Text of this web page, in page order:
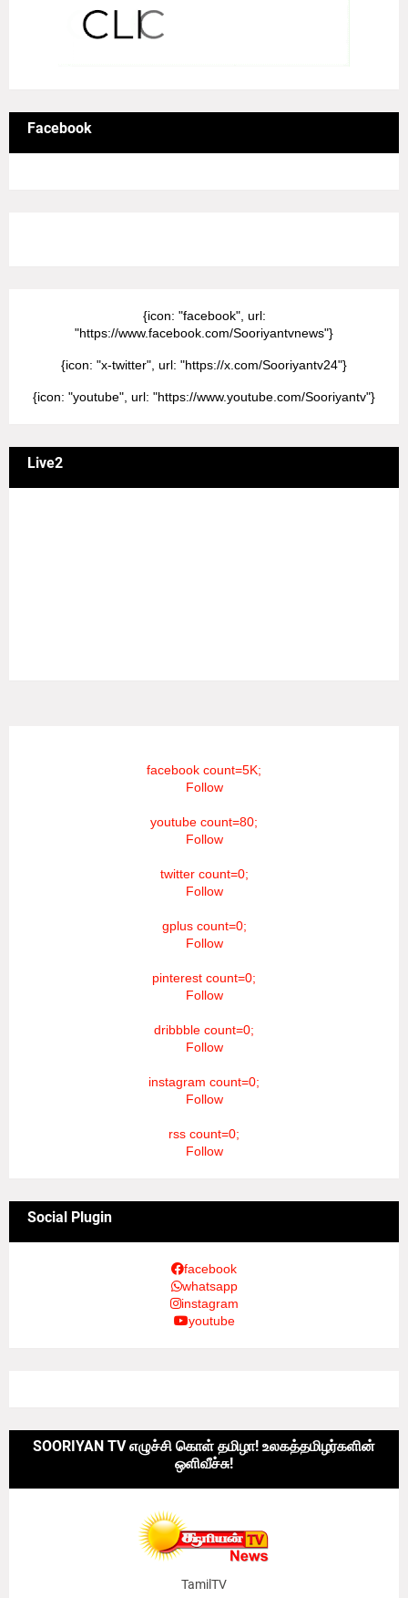
Facebook
{icon: "facebook", url:
"https://www.facebook.com/Sooriyantvnews"}
{icon: "x-twitter", url: "https://x.com/Sooriyantv24"}
{icon: "youtube", url: "https://www.youtube.com/Sooriyantv"}
Live2
facebook count=5K;
Follow
youtube count=80;
Follow
twitter count=0;
Follow
gplus count=0;
Follow
pinterest count=0;
Follow
dribbble count=0;
Follow
instagram count=0;
Follow
rss count=0;
Follow
Social Plugin
facebook
whatsapp
instagram
youtube
SOORIYAN TV எழுச்சி கொள் தமிழா! உலகத்தமிழர்களின்
ஒளிவீச்சு!
TamilTV